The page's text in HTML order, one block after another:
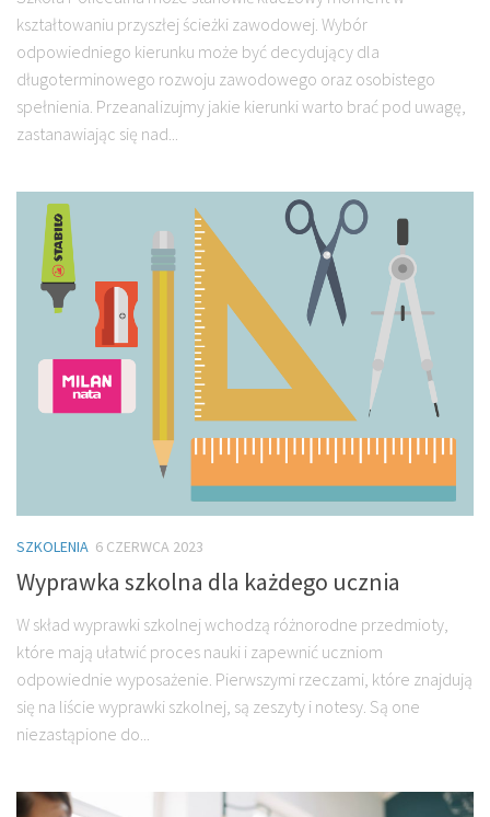
kształtowaniu przyszłej ścieżki zawodowej. Wybór
odpowiedniego kierunku może być decydujący dla
długoterminowego rozwoju zawodowego oraz osobistego
spełnienia. Przeanalizujmy jakie kierunki warto brać pod uwagę,
zastanawiając się nad...
SZKOLENIA 6 CZERWCA 2023
Wyprawka szkolna dla każdego ucznia
W skład wyprawki szkolnej wchodzą różnorodne przedmioty,
które mają ułatwić proces nauki i zapewnić uczniom
odpowiednie wyposażenie. Pierwszymi rzeczami, które znajdują
się na liście wyprawki szkolnej, są zeszyty i notesy. Są one
niezastąpione do...